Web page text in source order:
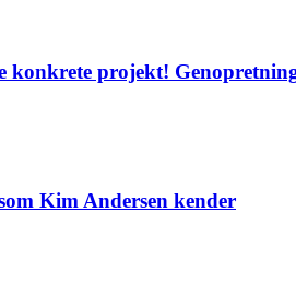
konkrete projekt!
Kim Andersen kender